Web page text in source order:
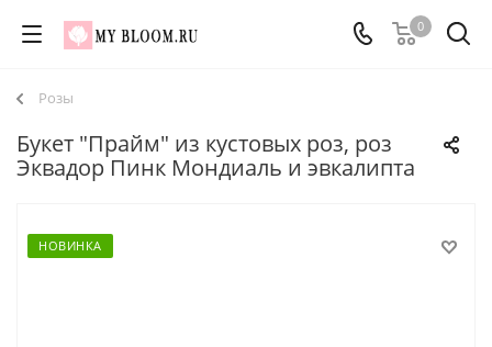
0
Розы
Букет "Прайм" из кустовых роз, роз
Эквадор Пинк Мондиаль и эвкалипта
НОВИНКА